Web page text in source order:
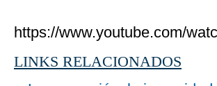
https://www.youtube.com/
LINKS RELACIONADOS